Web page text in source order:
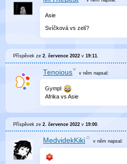
Asie
Svíčková vs zelí?
Příspěvek ze2. července 2022 v19:11.
Tenoious v něm napsal:
Gympl
Afrika vs Asie
Příspěvek ze2. července 2022 v19:00
MedvidekKiki v němnapsal: